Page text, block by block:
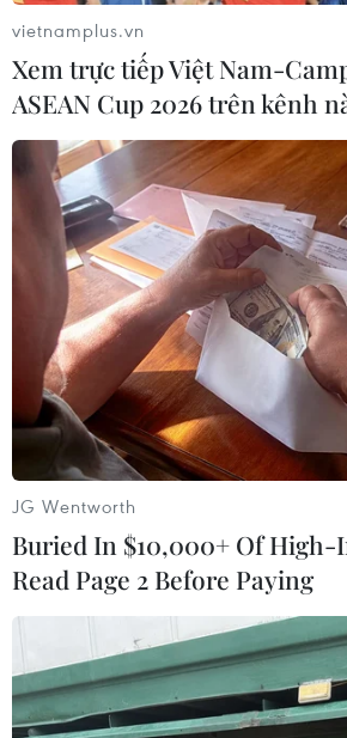
Dịch viêm phổi: Trung
WHO cử chuyên gia đến
28/01/2020 23:01
Ông Ghebreyesus đánh giá cao
quyết mà Chính phủ Trung Quốc
tin tưởng vào khả năng của Trung
ngăn chặn dịch bệnh lây lan.
vietnamplus.vn
Xem trực tiếp Việt Nam-
ASEAN Cup 2026 trên kênh
JG Wentworth
Buried In $10,000+ Of High-
Read Page 2 Before Paying